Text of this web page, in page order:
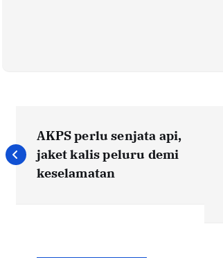
o
AKPS perlu senjata api,
jaket kalis peluru demi
keselamatan